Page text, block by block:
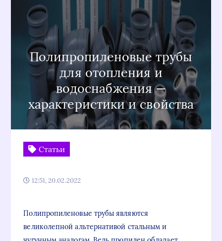
Полипропиленовые трубы
для отопления и
водоснабжения —
характеристики и свойства
Статьи
12:51, 20.02.2022
Полипропиленовые трубы являются
великолепной альтернативой стальным и